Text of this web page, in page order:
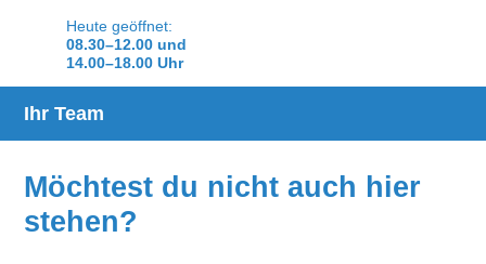
Heute geöffnet:
08.30–12.00 und
14.00–18.00 Uhr
Ihr Team
Möchtest du nicht auch hier
stehen?